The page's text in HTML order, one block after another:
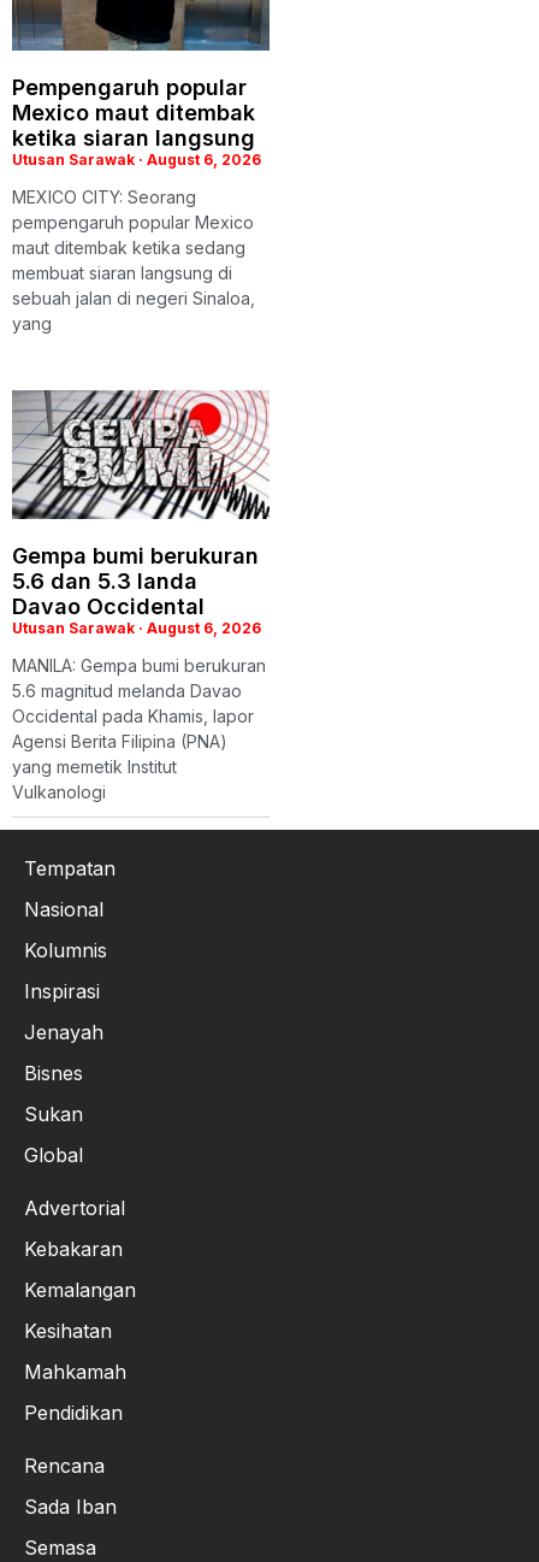
Pempengaruh popular
Mexico maut ditembak
ketika siaran langsung
Utusan Sarawak August 6, 2026
MEXICO CITY: Seorang
pempengaruh popular Mexico
maut ditembak ketika sedang
membuat siaran langsung di
sebuah jalan di negeri Sinaloa,
yang
Gempa bumi berukuran
5.6 dan 5.3 landa
Davao Occidental
Utusan Sarawak August 6, 2026
MANILA: Gempa bumi berukuran
5.6 magnitud melanda Davao
Occidental pada Khamis, lapor
Agensi Berita Filipina (PNA)
yang memetik Institut
Vulkanologi
Tempatan
Nasional
Kolumnis
Inspirasi
Jenayah
Bisnes
Sukan
Global
Advertorial
Kebakaran
Kemalangan
Kesihatan
Mahkamah
Pendidikan
Rencana
Sada Iban
Semasa